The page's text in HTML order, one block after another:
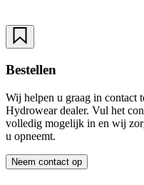
Bestellen
Wij helpen u graag in contact
Hydrowear dealer. Vul het
volledig mogelijk in en wij
u opneemt.
Neem contact op